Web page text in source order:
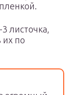
листочка,
их по